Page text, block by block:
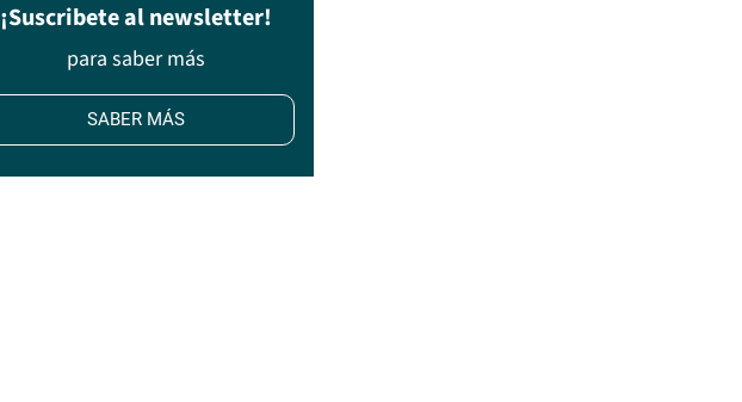
¡Suscribete al newsletter!
para saber más
SABER MÁS